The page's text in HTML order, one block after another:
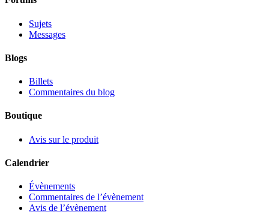
Sujets
Messages
Blogs
Billets
Commentaires du blog
Boutique
Avis sur le produit
Calendrier
Évènements
Commentaires de l’évènement
Avis de l’évènement